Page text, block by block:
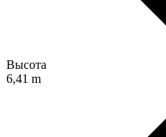
Высота
6,41 m